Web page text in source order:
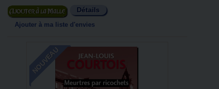
Ajouter au panier Détails
Ajouter à ma liste d'envies
NOUVEAU